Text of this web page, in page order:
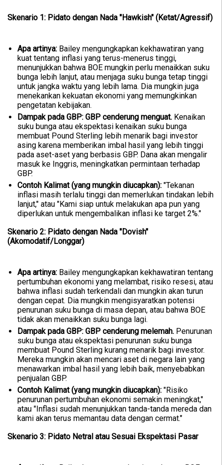
Skenario 1: Pidato dengan Nada "Hawkish" (Ketat/Agressif)
Apa artinya: Bailey mengungkapkan kekhawatiran yang
kuat tentang inflasi yang terus-menerus tinggi,
menunjukkan bahwa BOE mungkin perlu menaikkan suku
bunga lebih lanjut, atau menjaga suku bunga tetap tinggi
untuk jangka waktu yang lebih lama. Dia mungkin juga
menekankan kekuatan ekonomi yang memungkinkan
pengetatan kebijakan.
Dampak pada GBP: GBP cenderung menguat. Kenaikan
suku bunga atau ekspektasi kenaikan suku bunga
membuat Pound Sterling lebih menarik bagi investor
asing karena memberikan imbal hasil yang lebih tinggi
pada aset-aset yang berbasis GBP. Dana akan mengalir
masuk ke Inggris, meningkatkan permintaan terhadap
GBP.
Contoh Kalimat (yang mungkin diucapkan): "Tekanan
inflasi masih terlalu tinggi dan memerlukan tindakan lebih
lanjut," atau "Kami siap untuk melakukan apa pun yang
diperlukan untuk mengembalikan inflasi ke target 2%."
Skenario 2: Pidato dengan Nada "Dovish"
(Akomodatif/Longgar)
Apa artinya: Bailey mengungkapkan kekhawatiran tentang
pertumbuhan ekonomi yang melambat, risiko resesi, atau
bahwa inflasi sudah terkendali dan mungkin akan turun
dengan cepat. Dia mungkin mengisyaratkan potensi
penurunan suku bunga di masa depan, atau bahwa BOE
tidak akan menaikkan suku bunga lagi.
Dampak pada GBP: GBP cenderung melemah. Penurunan
suku bunga atau ekspektasi penurunan suku bunga
membuat Pound Sterling kurang menarik bagi investor.
Mereka mungkin akan mencari aset di negara lain yang
menawarkan imbal hasil yang lebih baik, menyebabkan
penjualan GBP.
Contoh Kalimat (yang mungkin diucapkan): "Risiko
penurunan pertumbuhan ekonomi semakin meningkat,"
atau "Inflasi sudah menunjukkan tanda-tanda mereda dan
kami akan terus memantau data dengan cermat."
Skenario 3: Pidato Netral atau Sesuai Ekspektasi Pasar